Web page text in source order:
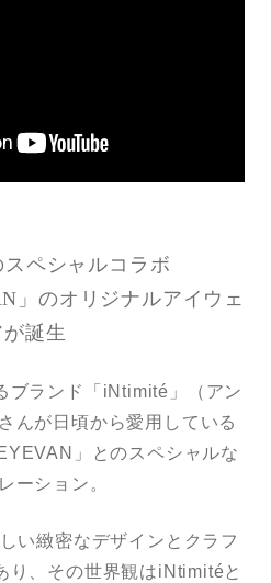
ペシャルコラボ
」のオリジナルアイウェ
が誕生
ブランド「iNtimité」（アン
んが日頃から愛用している
」とのスペシャルな
ーション。
い緻密なデザインとクラフ
り、 その世界観はiNtimitéと